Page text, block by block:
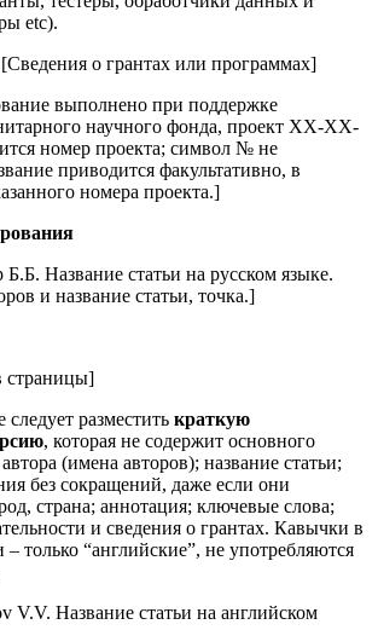
etc).
[Сведения о грантах или программах]
выполнено при поддержке
научного фонда, проект ХХ-ХХ-
номер проекта; символ № не
приводится факультативно, в
номера проекта.]
Название статьи на русском языке.
и название статьи, точка.]
страницы]
разместить краткую
, которая не содержит основного
(имена авторов); название статьи;
без сокращений, даже если они
страна; аннотация; ключевые слова;
и сведения о грантах. Кавычки в
– только “английские”, не употребляются
V.V. Название статьи на английском